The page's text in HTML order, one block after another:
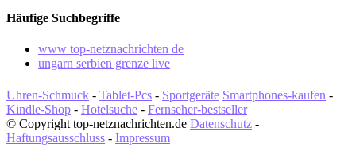
Häufige Suchbegriffe
www top-netznachrichten de
ungarn serbien grenze live
Uhren-Schmuck - Tablet-Pcs - Sportgeräte Smartphones-kaufen -
Kindle-Shop - Hotelsuche - Fernseher-bestseller
© Copyright top-netznachrichten.de Datenschutz -
Haftungsausschluss - Impressum